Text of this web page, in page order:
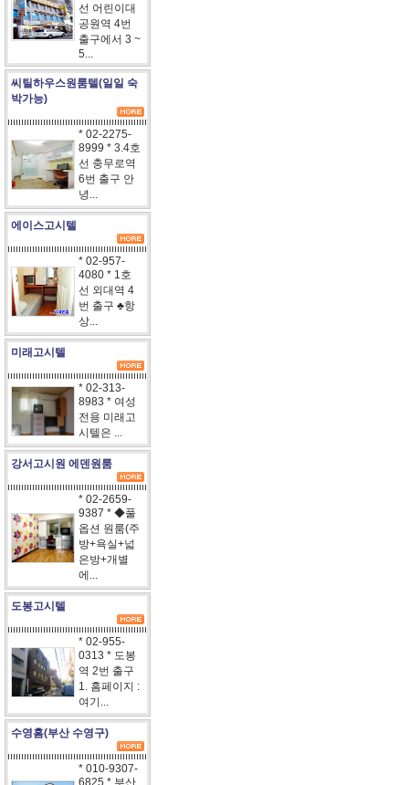
선 어린이대
공원역 4번
출구에서 3 ~
5...
씨틸하우스원룸텔(일일 숙
박가능)
* 02-2275-
8999 * 3.4호
선 충무로역
6번 출구 안
녕...
에이스고시텔
* 02-957-
4080 * 1호
선 외대역 4
번 출구 ♣항
상...
미래고시텔
* 02-313-
8983 * 여성
전용 미래고
시텔은 ...
강서고시원 에덴원룸
* 02-2659-
9387 * ◆풀
옵션 원룸(주
방+욕실+넓
은방+개별
에...
도봉고시텔
* 02-955-
0313 * 도봉
역 2번 출구
1. 홈페이지 :
여기...
수영홈(부산 수영구)
* 010-9307-
6825 * 부산